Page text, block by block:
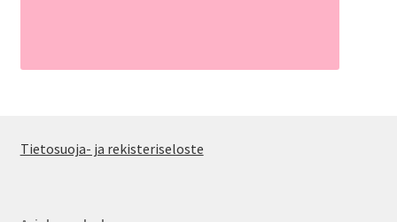
Tietosuoja- ja rekisteriseloste